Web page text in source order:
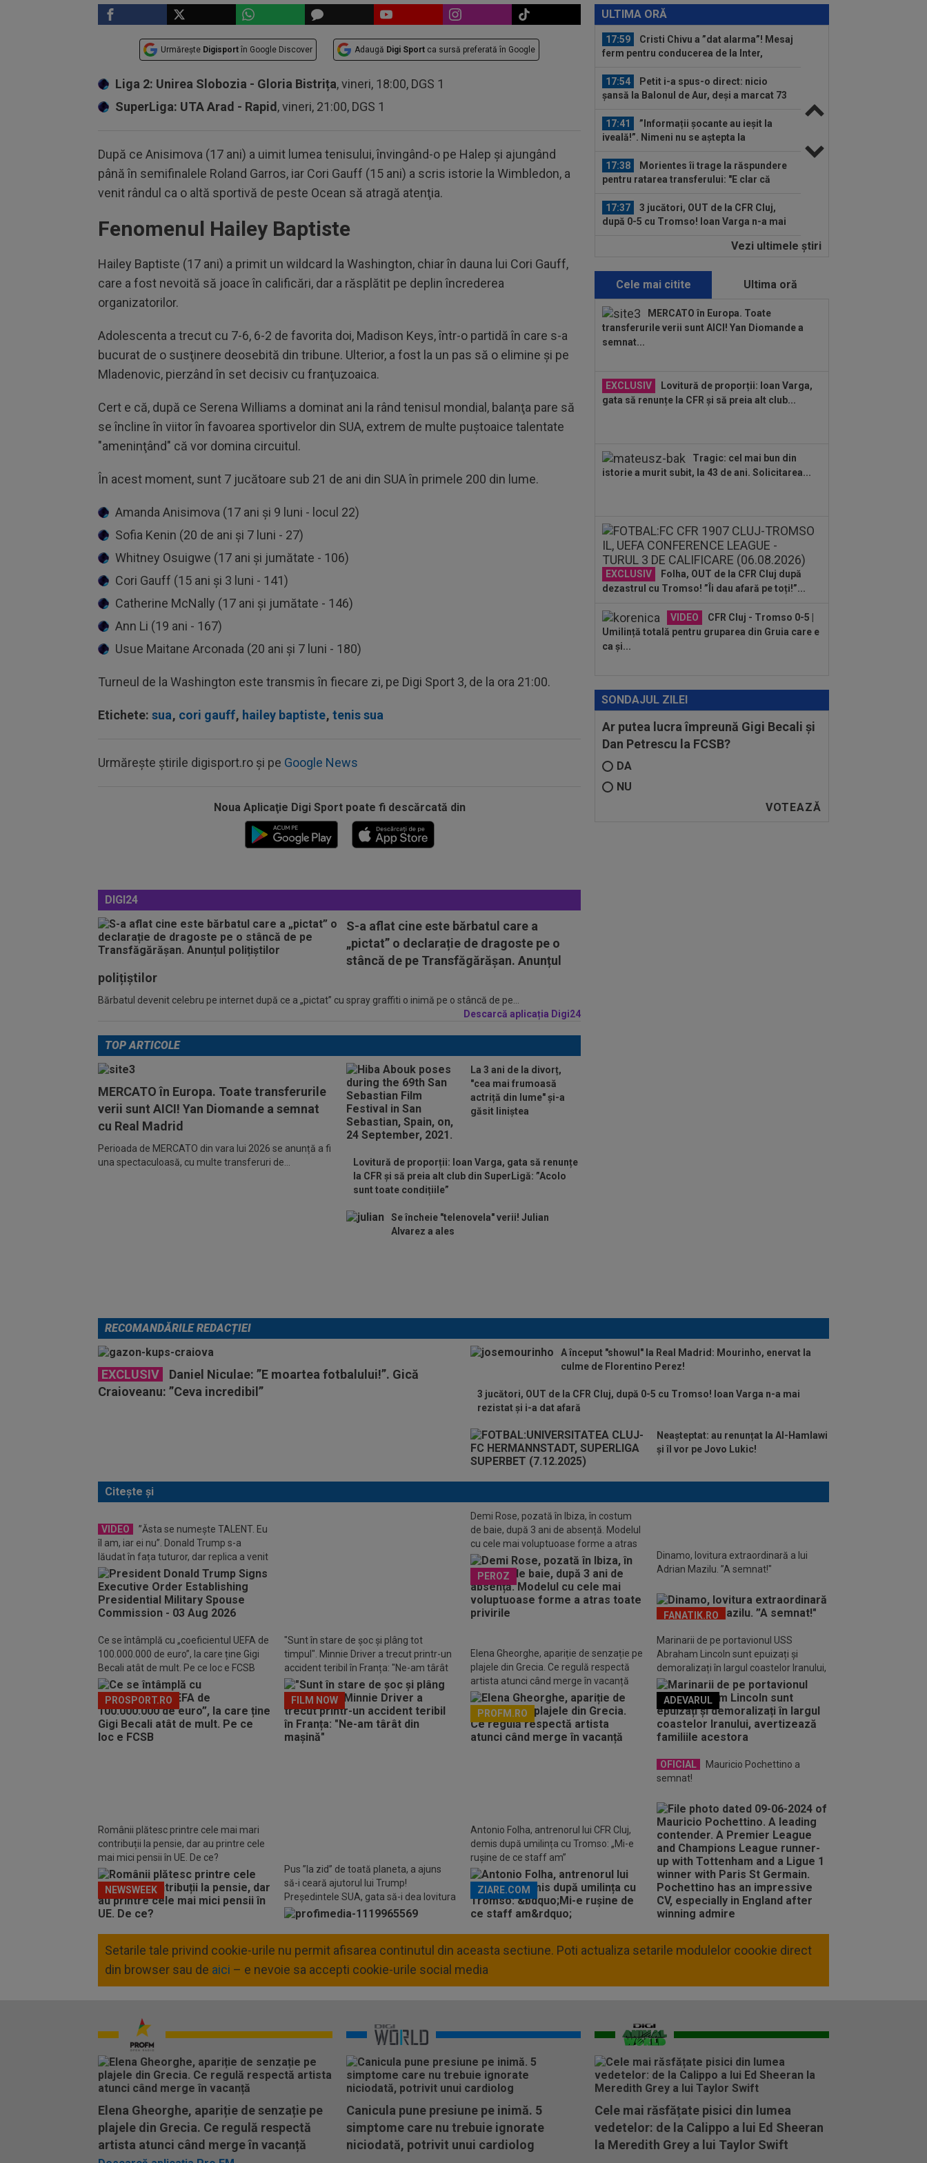
Urmărește Digisport în Google Discover Adaugă Digi Sport ca sursă preferată în Google
Liga 2: Unirea Slobozia - Gloria Bistrița, vineri, 18:00, DGS 1
SuperLiga: UTA Arad - Rapid , vineri, 21:00, DGS 1
După ce Anisimova (17 ani) a uimit lumea tenisului, învingând-o pe Halep şi ajungând
până în semifinalele Roland Garros, iar Cori Gauff (15 ani) a scris istorie la Wimbledon, a
venit rândul ca o altă sportivă de peste Ocean să atragă atenţia.
Fenomenul Hailey Baptiste
Hailey Baptiste (17 ani) a primit un wildcard la Washington, chiar în dauna lui Cori Gauff,
care a fost nevoită să joace în calificări, dar a răsplătit pe deplin încrederea
organizatorilor.
Adolescenta a trecut cu 7-6, 6-2 de favorita doi, Madison Keys, într-o partidă în care s-a
bucurat de o susţinere deosebită din tribune. Ulterior, a fost la un pas să o elimine şi pe
Mladenovic, pierzând în set decisiv cu franţuzoaica.
Cert e că, după ce Serena Williams a dominat ani la rând tenisul mondial, balanţa pare să
se încline în viitor în favoarea sportivelor din SUA, extrem de multe puştoaice talentate
"ameninţând" că vor domina circuitul.
În acest moment, sunt 7 jucătoare sub 21 de ani din SUA în primele 200 din lume.
Amanda Anisimova (17 ani şi 9 luni - locul 22)
Sofia Kenin (20 de ani şi 7 luni - 27)
Whitney Osuigwe (17 ani şi jumătate - 106)
Cori Gauff (15 ani şi 3 luni - 141)
Catherine McNally (17 ani şi jumătate - 146)
Ann Li (19 ani - 167)
Usue Maitane Arconada (20 ani şi 7 luni - 180)
Turneul de la Washington este transmis în fiecare zi, pe Digi Sport 3, de la ora 21:00.
Etichete: sua, cori gauff, hailey baptiste, tenis sua
Urmărește știrile digisport.ro și pe Google News
Noua Aplicaţie Digi Sport poate fi descărcată din
DIGI24
S-a aflat cine este bărbatul care a
„pictat” o declarație de dragoste pe o
stâncă de pe Transfăgărășan. Anunțul
polițiștilor
Bărbatul devenit celebru pe internet după ce a „pictat” cu spray graffiti o inimă pe o stâncă de pe...
Descarcă aplicația Digi24
ULTIMA ORĂ
Mourinho, enervat la culme de
Florentino...
17:59
Cristi Chivu a ”dat alarma”! Mesaj
ferm pentru conducerea de la Inter,
17:54
Petit i-a spus-o direct: nicio
șansă la Balonul de Aur, deși a marcat 73
17:41
”Informații șocante au ieșit la
iveală!”. Nimeni nu se aștepta la
17:38
Morientes îi trage la răspundere
pentru ratarea transferului: "E clar că
17:37
3 jucători, OUT de la CFR Cluj,
după 0-5 cu Tromso! Ioan Varga n-a mai
Daniel Niculae: ”E
17:27
Bayern - Aston Villa 2-1, într-un
amical de cinci stele! Englezii, învinși...
17:13
S-au stabilit meciurile din turul 3
al Cupei României. Cu cine joacă Steaua,
Slobozia - Gloria Bistrița 0-0, ACUM, DGS
1. Programul complet al etapei...
17:59
Cristi Chivu a ”dat alarma”! Mesaj
ferm pentru conducerea de la Inter,
de...
17:41
”Informații șocante au ieșit la
iveală!”. Nimeni nu se aștepta la
mutarea...
Vezi ultimele ştiri
Cele mai citite Ultima oră
MERCATO în Europa. Toate
transferurile verii sunt AICI! Yan Diomande a
semnat...
EXCLUSIV
Lovitură de proporții: Ioan Varga,
gata să renunțe la CFR și să preia alt club...
Tragic: cel mai bun din
istorie a murit subit, la 43 de ani. Solicitarea...
EXCLUSIV
Folha, OUT de la CFR Cluj după
dezastrul cu Tromso! ”Îi dau afară pe toți!”...
VIDEO
CFR Cluj - Tromso 0-5 |
Umilință totală pentru gruparea din Gruia care e
ca și...
SONDAJUL ZILEI
Ar putea lucra împreună Gigi Becali și
Dan Petrescu la FCSB?
DA
NU
TOP ARTICOLE
MERCATO în Europa. Toate transferurile
verii sunt AICI! Yan Diomande a semnat
cu Real Madrid
Perioada de MERCATO din vara lui 2026 se anunță a fi
una spectaculoasă, cu multe transferuri de...
La 3 ani de la divorț,
"cea mai frumoasă
actriță din lume" și-a
găsit liniștea
Lovitură de proporții: Ioan Varga, gata să renunțe
la CFR și să preia alt club din SuperLigă: ”Acolo
sunt toate condițiile”
Se încheie "telenovela" verii! Julian
Alvarez a ales
RECOMANDĂRILE REDACȚIEI
EXCLUSIV
Daniel Niculae: ”E moartea fotbalului!”. Gică
Craioveanu: ”Ceva incredibil”
A început "showul" la Real Madrid: Mourinho, enervat la
culme de Florentino Perez!
3 jucători, OUT de la CFR Cluj, după 0-5 cu Tromso! Ioan Varga n-a mai
rezistat și i-a dat afară
Neașteptat: au renunțat la Al-Hamlawi
și îl vor pe Jovo Lukic!
Citește și
VIDEO
”Ăsta se numește TALENT. Eu
îl am, iar ei nu”. Donald Trump s-a
lăudat în fața tuturor, dar replica a venit
imediat: trișează!
Demi Rose, pozată în Ibiza, în costum
de baie, după 3 ani de absență. Modelul
cu cele mai voluptuoase forme a atras
toate privirile
PEROZ
Dinamo, lovitura extraordinară a lui
Adrian Mazilu. ”A semnat!"
FANATIK.RO
Ce se întâmplă cu „coeficientul UEFA de
100.000.000 de euro”, la care ține Gigi
Becali atât de mult. Pe ce loc e FCSB
PROSPORT.RO
"Sunt în stare de șoc și plâng tot
timpul". Minnie Driver a trecut printr-un
accident teribil în Franța: "Ne-am târât
din mașină"
FILM NOW
Elena Gheorghe, apariție de senzație pe
plajele din Grecia. Ce regulă respectă
artista atunci când merge în vacanță
PROFM.RO
Marinarii de pe portavionul USS
Abraham Lincoln sunt epuizați și
demoralizați în largul coastelor Iranului,
avertizează familiile acestora
ADEVARUL
Românii plătesc printre cele mai mari
contribuții la pensie, dar au printre cele
mai mici pensii în UE. De ce?
NEWSWEEK
Pus ”la zid” de toată planeta, a ajuns
să-i ceară ajutorul lui Trump!
Președintele SUA, gata să-i dea lovitura
de grație
Antonio Folha, antrenorul lui CFR Cluj,
demis după umilința cu Tromso: „Mi-e
rușine de ce staff am”
ZIARE.COM
OFICIAL
Mauricio Pochettino a
semnat!
Setarile tale privind cookie-urile nu permit afisarea continutul din aceasta sectiune. Poti actualiza setarile modulelor coookie direct
din browser sau de aici – e nevoie sa accepti cookie-urile social media
Elena Gheorghe, apariție de senzație pe
plajele din Grecia. Ce regulă respectă
artista atunci când merge în vacanță
Canicula pune presiune pe inimă. 5
simptome care nu trebuie ignorate
niciodată, potrivit unui cardiolog
Cele mai răsfățate pisici din lumea
vedetelor: de la Calippo a lui Ed Sheeran
la Meredith Grey a lui Taylor Swift